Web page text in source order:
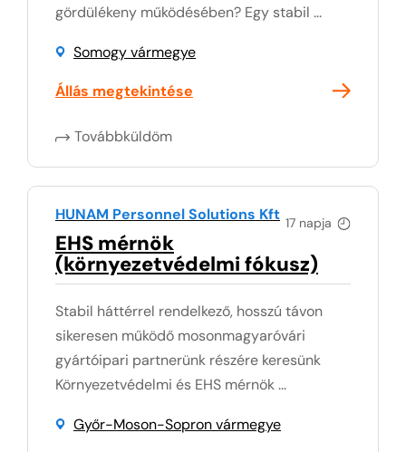
gördülékeny működésében? Egy stabil ...
Somogy vármegye
Állás megtekintése
Továbbküldöm
17 napja
HUNAM Personnel Solutions Kft
EHS mérnök
(környezetvédelmi fókusz)
Stabil háttérrel rendelkező, hosszú távon
sikeresen működő mosonmagyaróvári
gyártóipari partnerünk részére keresünk
Környezetvédelmi és EHS mérnök ...
Győr-Moson-Sopron vármegye